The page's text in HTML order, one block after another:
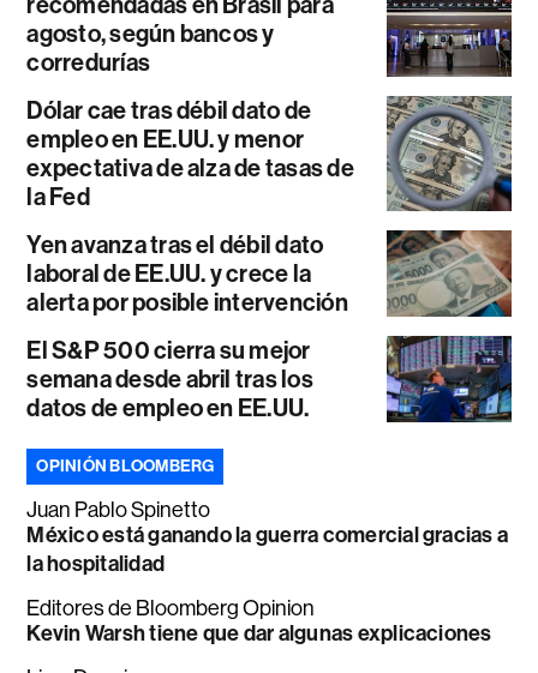
agosto, según bancos y
corredurías
Dólar cae tras débil dato de
empleo en EE.UU. y menor
expectativa de alza de tasas de
la Fed
Yen avanza tras el débil dato
laboral de EE.UU. y crece la
alerta por posible intervención
El S&P 500 cierra su mejor
semana desde abril tras los
datos de empleo en EE.UU.
OPINIÓN BLOOMBERG
Juan Pablo Spinetto
México está ganando la guerra comercial gracias a
la hospitalidad
Editores de Bloomberg Opinion
Kevin Warsh tiene que dar algunas explicaciones